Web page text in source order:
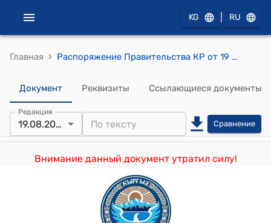
KG RU
Главная › Распоряжение Правительства КР от 19 августа 2011 года № 345-р (О передаче имущественного комплекса)
Документ Реквизиты Ссылающиеся документы
Редакция
19.08.2011 Сравнение
Внимание данный документ утратил силу!